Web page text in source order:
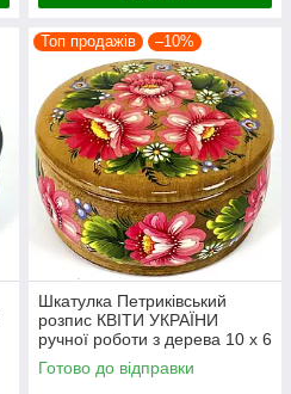
Топ продажів –10%
Шкатулка Петриківський
розпис КВІТИ УКРАЇНИ
ручної роботи з дерева 10 х 6
см Український сувенір
Готово до відправки